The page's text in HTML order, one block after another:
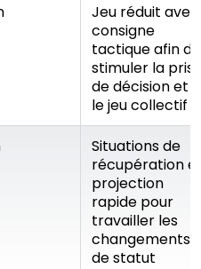
Jeu réduit avec
consigne
tactique afin de
stimuler la
de décision et
le jeu collectif
Situations de
récupération
projection
rapide pour
travailler les
changements
de statut